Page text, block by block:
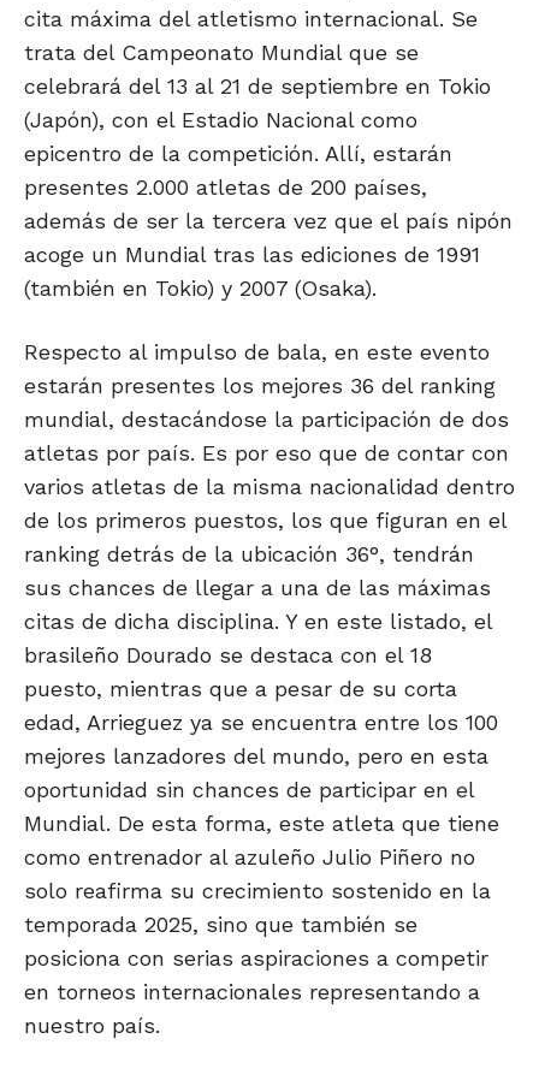
cita máxima del atletismo internacional. Se
trata del Campeonato Mundial que se
celebrará del 13 al 21 de septiembre en Tokio
(Japón), con el Estadio Nacional como
epicentro de la competición. Allí, estarán
presentes 2.000 atletas de 200 países,
además de ser la tercera vez que el país nipón
acoge un Mundial tras las ediciones de 1991
(también en Tokio) y 2007 (Osaka).
Respecto al impulso de bala, en este evento
estarán presentes los mejores 36 del ranking
mundial, destacándose la participación de dos
atletas por país. Es por eso que de contar con
varios atletas de la misma nacionalidad dentro
de los primeros puestos, los que figuran en el
ranking detrás de la ubicación 36°, tendrán
sus chances de llegar a una de las máximas
citas de dicha disciplina. Y en este listado, el
brasileño Dourado se destaca con el 18
puesto, mientras que a pesar de su corta
edad, Arrieguez ya se encuentra entre los 100
mejores lanzadores del mundo, pero en esta
oportunidad sin chances de participar en el
Mundial. De esta forma, este atleta que tiene
como entrenador al azuleño Julio Piñero no
solo reafirma su crecimiento sostenido en la
temporada 2025, sino que también se
posiciona con serias aspiraciones a competir
en torneos internacionales representando a
nuestro país.